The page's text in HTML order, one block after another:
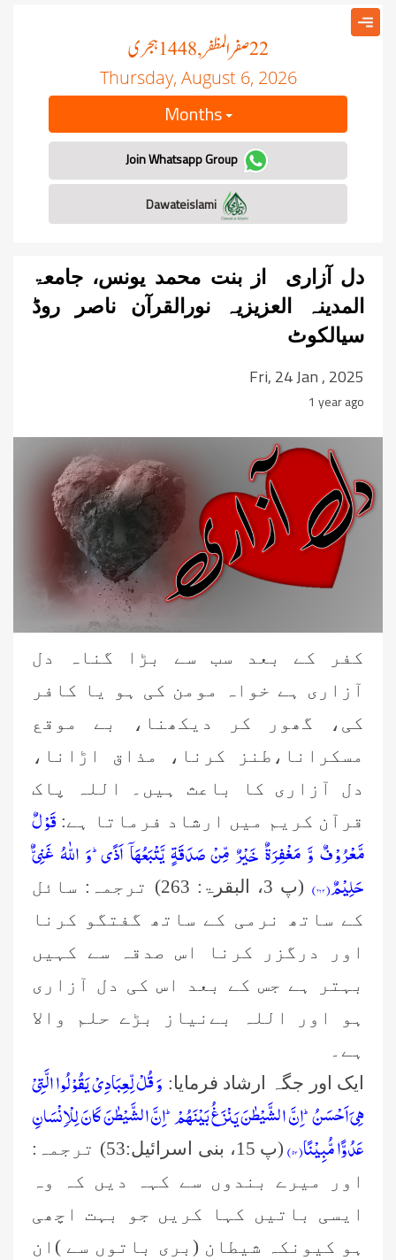
22صفر المظفر, 1448 ہجری
Thursday, August 6, 2026
Months
Join Whatsapp Group
دل آزاری از بنت محمد یونس، جامعۃ
المدینہ العزیزیہ نورالقرآن ناصر روڈ
سیالکوٹ
Fri, 24 Jan , 2025
1 year ago
کفر کے بعد سب سے بڑا گناہ دل
آزاری ہے خواہ مومن کی ہو یا کافر
کی، گھور کر دیکھنا، بے موقع
مسکرانا،طنز کرنا، مذاق اڑانا،
دل آزاری کا باعث ہیں۔ اللہ پاک
قرآن کریم میں ارشاد فرماتا ہے:قَوْلٌ
مَّعْرُوْفٌ وَّ مَغْفِرَةٌ خَیْرٌ مِّنْ صَدَقَةٍ یَّتْبَعُهَاۤ اَذًىؕ-وَ اللّٰهُ غَنِیٌّ
حَلِیْمٌ(۲۶۳)
(پ 3، البقرۃ: 263) ترجمہ: سائل
کے ساتھ نرمی کے ساتھ گفتگو کرنا
اور درگزر کرنا اس صدقہ سے کہیں
بہتر ہے جس کے بعد اس کی دل آزاری
ہو اور اللہ بےنیاز بڑے حلم والا
ہے۔
ایک اور جگہ ارشاد فرمایا: وَ قُلْ لِّعِبَادِیْ یَقُوْلُوا الَّتِیْ
هِیَ اَحْسَنُؕ-اِنَّ الشَّیْطٰنَ یَنْزَغُ بَیْنَهُمْؕ-اِنَّ الشَّیْطٰنَ كَانَ لِلْاِنْسَانِ
عَدُوًّا مُّبِیْنًا(۵۳)
(پ 15، بنی اسرائیل:53) ترجمہ:
اور میرے بندوں سے کہہ دیں کہ وہ
ایسی باتیں کہا کریں جو بہت اچھی
ہو کیونکہ شیطان (بری باتوں سے )ان